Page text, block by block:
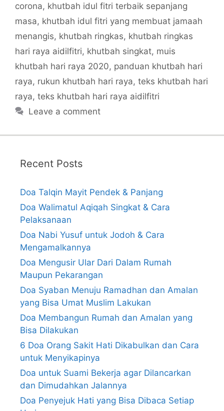
corona, khutbah idul fitri terbaik sepanjang
masa, khutbah idul fitri yang membuat jamaah
menangis, khutbah ringkas, khutbah ringkas
hari raya aidilfitri, khutbah singkat, muis
khutbah hari raya 2020, panduan khutbah hari
raya, rukun khutbah hari raya, teks khutbah hari
raya, teks khutbah hari raya aidilfitri
Leave a comment
Recent Posts
Doa Talqin Mayit Pendek & Panjang
Doa Walimatul Aqiqah Singkat & Cara
Pelaksanaan
Doa Nabi Yusuf untuk Jodoh & Cara
Mengamalkannya
Doa Mengusir Ular Dari Dalam Rumah
Maupun Pekarangan
Doa Syaban Menuju Ramadhan dan Amalan
yang Bisa Umat Muslim Lakukan
Doa Membangun Rumah dan Amalan yang
Bisa Dilakukan
6 Doa Orang Sakit Hati Dikabulkan dan Cara
untuk Menyikapinya
Doa untuk Suami Bekerja agar Dilancarkan
dan Dimudahkan Jalannya
Doa Penyejuk Hati yang Bisa Dibaca Setiap